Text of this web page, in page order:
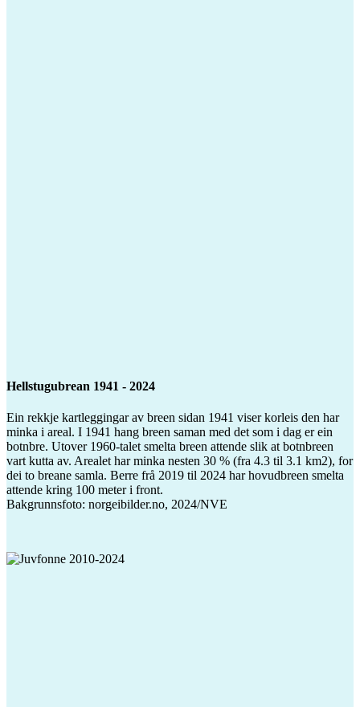
Hellstugubrean 1941 - 2024
Ein rekkje kartleggingar av breen sidan 1941 viser korleis den har
minka i areal. I 1941 hang breen saman med det som i dag er ein
botnbre. Utover 1960-talet smelta breen attende slik at botnbreen
vart kutta av. Arealet har minka nesten 30 % (fra 4.3 til 3.1 km2), for
dei to breane samla. Berre frå 2019 til 2024 har hovudbreen smelta
attende kring 100 meter i front.
Bakgrunnsfoto: norgeibilder.no, 2024/NVE